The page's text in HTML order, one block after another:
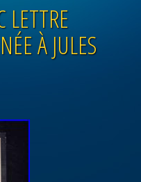
LETTRE
À JULES